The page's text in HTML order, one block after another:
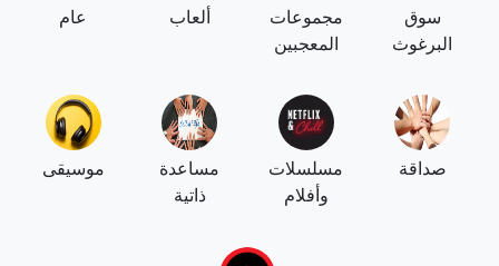
عام ألعاب
مجموعات
المعجبين
سوق
البرغوث
موسيقى
مساعدة
ذاتية
مسلسلات
وأفلام
صداقة